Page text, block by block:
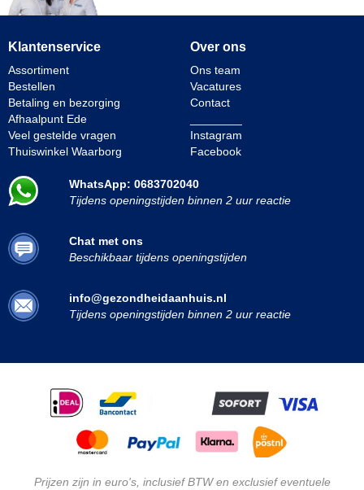
Klantenservice
Assortiment
Bestellen
Betaling en bezorging
Afhaalpunt Ede
Veel gestelde vragen
Thuiswinkel Waarborg
Over ons
Ons team
Vacatures
Contact
Instagram
Facebook
WhatsApp: 0683702040
Tijdens openingstijden binnen 2 uur reactie
Chat met ons
Beschikbaar tijdens openingstijden
info@gezondheidaanhuis.nl
Tijdens openingstijden binnen 2 uur reactie
Prijzen zijn in euro's, inclusief BTW en exclusief eventuele